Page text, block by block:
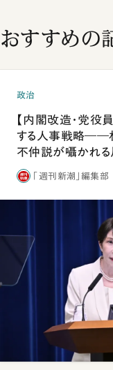
おすすめの
政治
【内閣改造・党役
する人事戦略――
不仲説が囁かれ
「週刊新潮」編集部